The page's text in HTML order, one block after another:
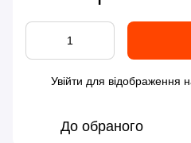
Увійти для відображення
До обраного